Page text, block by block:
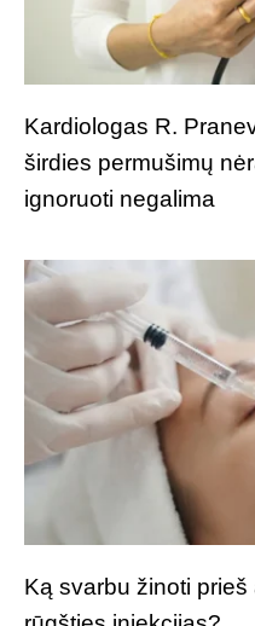
Kardiologas R.
širdies permušimų
ignoruoti negalima
Ką svarbu žinoti